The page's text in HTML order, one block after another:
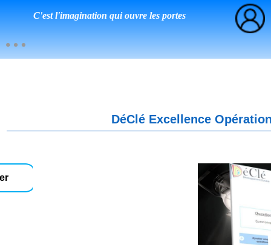
C'est l'imagination qui ouvre les portes
DéClé Excellence